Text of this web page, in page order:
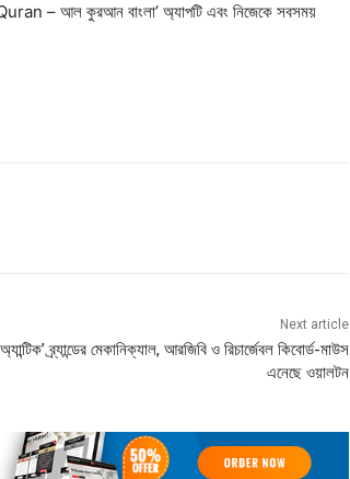
– আল কুরআন বাংলা’ অ্যাপটি এবং নিজেকে সবসময়
Next article
ব্র্যান্ডের মেকানিক্যাল, আরজিবি ও রিচার্জেবল কিবোর্ড-মাউস
এনেছে ওয়ালটন